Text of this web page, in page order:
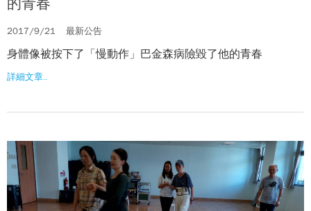
2017/9/21 最新公告
身體像被按下了「慢動作」巴金森病險毀了他的青春
詳細文章..